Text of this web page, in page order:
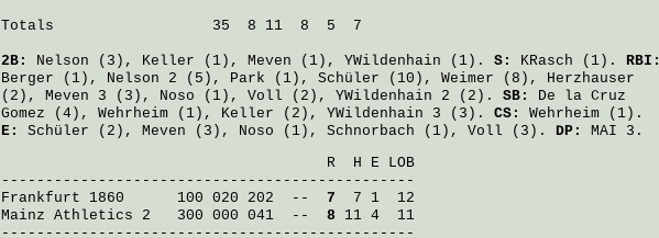
Totals                  35  8 11  8  5  7
2B: Nelson (3), Keller (1), Meven (1), YWildenhain (1). S: KRasch (1). RBI:
Berger (1), Nelson 2 (5), Park (1), Schüler (10), Weimer (8), Herzhauser
(2), Meven 3 (3), Noso (1), Voll (2), YWildenhain 2 (2). SB: De la Cruz
Gomez (4), Wehrheim (1), Keller (2), YWildenhain 3 (3). CS: Wehrheim (1).
E: Schüler (2), Meven (3), Noso (1), Schnorbach (1), Voll (3). DP:
MAI 3.
                                     R  H E LOB
Frankfurt 1860
      100 020 202  --
7
Mainz Athletics 2
   300 000 041  --
8 11 4  11
-----------------------------------------------